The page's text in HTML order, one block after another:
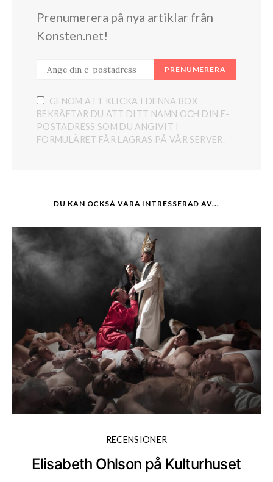
Prenumerera på nya artiklar från
Konsten.net!
PRENUMERERA
GENOM ATT KLICKA I DENNA BOX
BEKRÄFTAR DU ATT DITT NAMN OCH DIN E-
POSTADRESS SOM DU ANGIVIT I
FORMULÄRET FÅR LAGRAS PÅ VÅR SERVER.
DU KAN OCKSÅ VARA INTRESSERAD AV...
RECENSIONER
Elisabeth Ohlson på Kulturhuset